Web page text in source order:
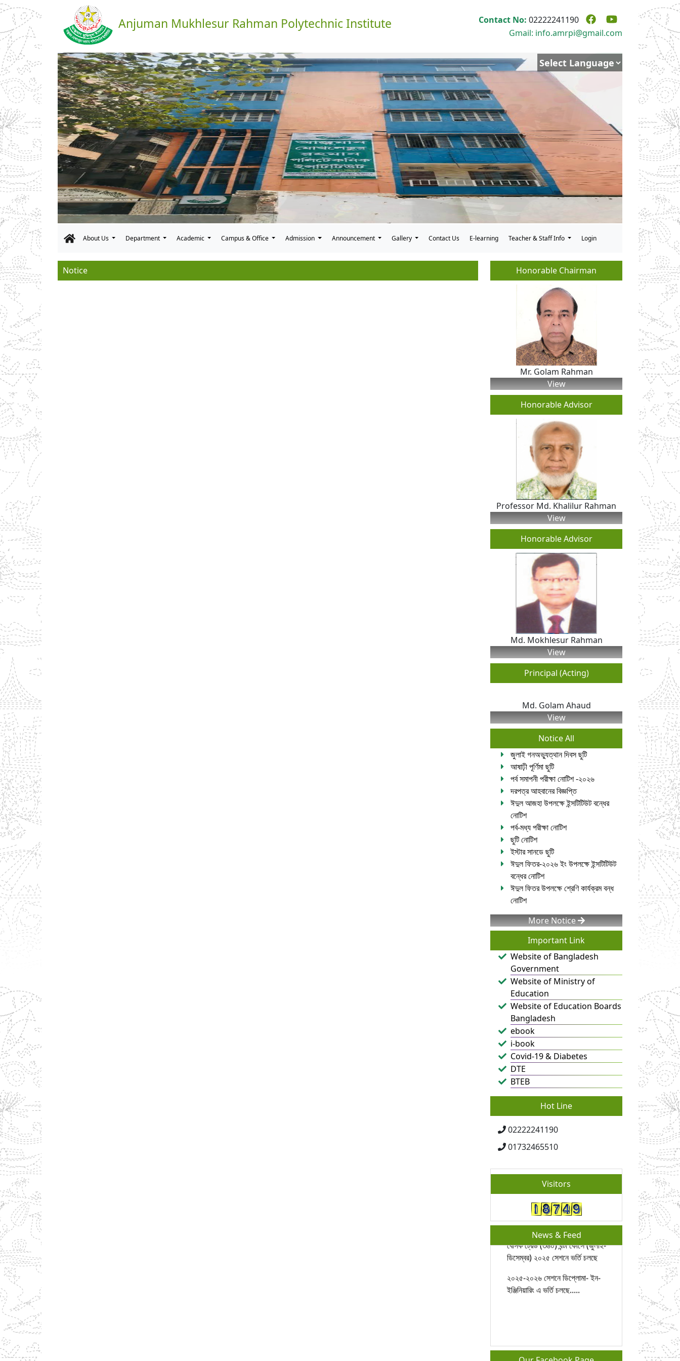
Anjuman Mukhlesur Rahman Polytechnic Institute Contact No: 02222241190
Gmail: info.amrpi@gmail.com
About Us Department Academic Campus & Office Admission Announcement Gallery Contact Us E-learning Teacher & Staff Info Login
Notice Honorable Chairman
Mr. Golam Rahman
View
Honorable Advisor
Professor Md. Khalilur Rahman
View
Honorable Advisor
Md. Mokhlesur Rahman
View
Principal (Acting)
Md. Golam Ahaud
View
Notice All
জুলাই গনঅভ্যুত্থান দিবস ছুটি
আষাঢ়ী পূর্ণিমা ছুটি
পর্ব সমাপনী পরীক্ষা নোটিশ -২০২৬
দরপত্র আহবানের বিজ্ঞপ্তি
ঈদুল আজহা উপলক্ষে ইন্সটিটিউট বন্ধের
নোটিশ
পর্ব-মধ্য পরীক্ষা নোটিশ
ছুটি নোটিশ
ইস্টার সানডে ছুটি
ঈদুল ফিতর-২০২৬ ইং উপলক্ষে ইন্সটিটিউট
বন্ধের নোটিশ
ঈদুল ফিতর উপলক্ষে শ্রেণি কার্যক্রম বন্ধ
নোটিশ
More Notice
Important Link
Website of Bangladesh
Government
Website of Ministry of
Education
Website of Education Boards
Bangladesh
ebook
i-book
Covid-19 & Diabetes
DTE
BTEB
Hot Line
02222241190
01732465510
Visitors
News & Feed
বেসিক ট্রেড (৩৬০) ঘন্টা কোর্সে (জুলাই-
ডিসেম্বর) ২০২৫ সেশনে ভর্তি চলছে
ইঞ্জিনিয়ারিং এ ভর্তি চলছে.....